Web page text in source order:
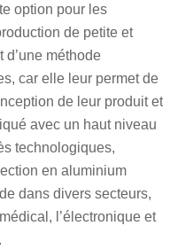
option pour les
de petite et
d’une méthode
car elle leur permet de
de leur produit et
avec un haut niveau
technologiques,
en aluminium
dans divers secteurs,
l’électronique et